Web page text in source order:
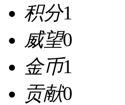
积分1
威望0
金币1
贡献0